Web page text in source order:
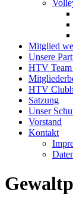
Mitglied
Unsere
HTV Team
HTV
Satzung
Unser
Vorstand
Kontakt